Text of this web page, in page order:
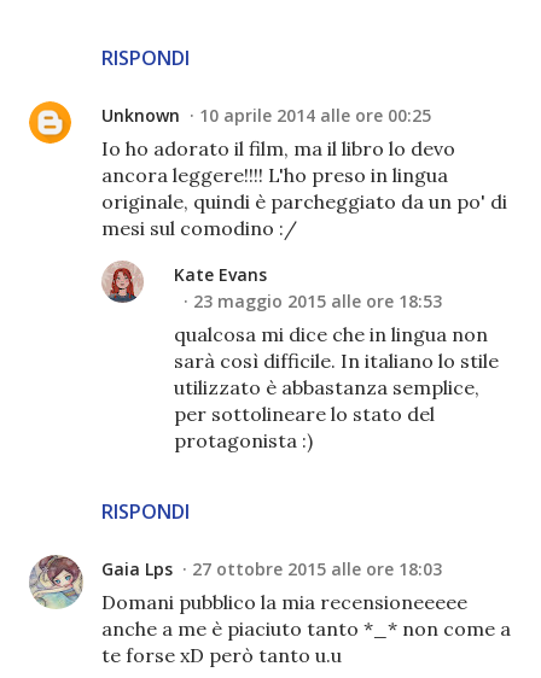
RISPONDI
Unknown 10 aprile 2014 alle ore 00:25
Io ho adorato il film, ma il libro lo devo
ancora leggere!!!! L'ho preso in lingua
originale, quindi è parcheggiato da un po' di
mesi sul comodino :/
RISPONDI
Kate Evans
23 maggio 2015 alle ore 18:53
qualcosa mi dice che in lingua non
sarà così difficile. In italiano lo stile
utilizzato è abbastanza semplice,
per sottolineare lo stato del
protagonista :)
Gaia Lps 27 ottobre 2015 alle ore 18:03
Domani pubblico la mia recensioneeeee
anche a me è piaciuto tanto *_* non come a
te forse xD però tanto u.u